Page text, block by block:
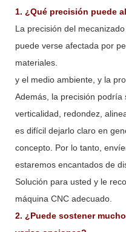
1. ¿Qué precisión puede
La precisión del
puede verse afectada por
materiales.
y el medio ambiente, y la
Además, la precisión podría
verticalidad, redondez,
es difícil dejarlo claro en
concepto. Por lo tanto,
estaremos encantados de
Solución para usted y le
máquina CNC adecuado.
2. ¿Puede sostener